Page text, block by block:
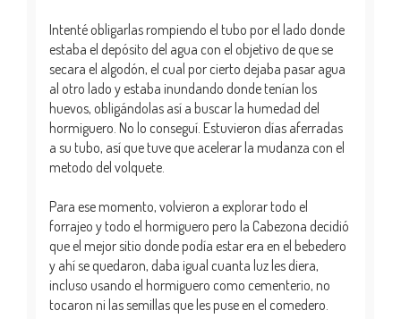
Intenté obligarlas rompiendo el tubo por el lado donde
estaba el depósito del agua con el objetivo de que se
secara el algodón, el cual por cierto dejaba pasar agua
al otro lado y estaba inundando donde tenían los
huevos, obligándolas así a buscar la humedad del
hormiguero. No lo conseguí. Estuvieron días aferradas
a su tubo, así que tuve que acelerar la mudanza con el
metodo del volquete.
Para ese momento, volvieron a explorar todo el
forrajeo y todo el hormiguero pero la Cabezona decidió
que el mejor sitio donde podía estar era en el bebedero
y ahí se quedaron, daba igual cuanta luz les diera,
incluso usando el hormiguero como cementerio, no
tocaron ni las semillas que les puse en el comedero.